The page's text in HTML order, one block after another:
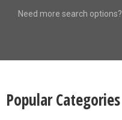
Need more search options?
Popular Categories